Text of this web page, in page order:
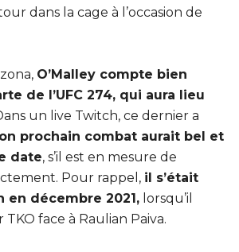
dans la cage à l’occasion de
O’Malley compte bien
de l’UFC 274, qui aura lieu
un live Twitch, ce dernier a
prochain combat aurait bel et
date, s’il est en mesure de
Pour rappel, il s’était
en décembre 2021, lorsqu’il
TKO face à Raulian Paiva.